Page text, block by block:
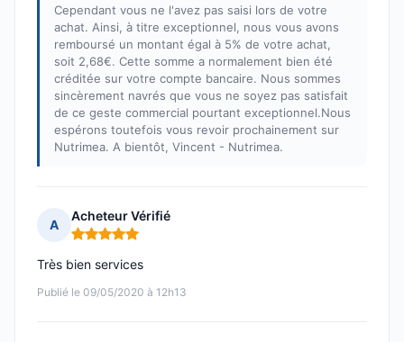
Cependant vous ne l'avez pas saisi lors de votre
achat. Ainsi, à titre exceptionnel, nous vous avons
remboursé un montant égal à 5% de votre achat,
soit 2,68€. Cette somme a normalement bien été
créditée sur votre compte bancaire. Nous sommes
sincèrement navrés que vous ne soyez pas satisfait
de ce geste commercial pourtant exceptionnel.Nous
espérons toutefois vous revoir prochainement sur
Nutrimea. A bientôt, Vincent - Nutrimea.
A
Acheteur Vérifié
Note : 5 sur 5
Publié le 09/05/2020 à 12h13
Très bien services